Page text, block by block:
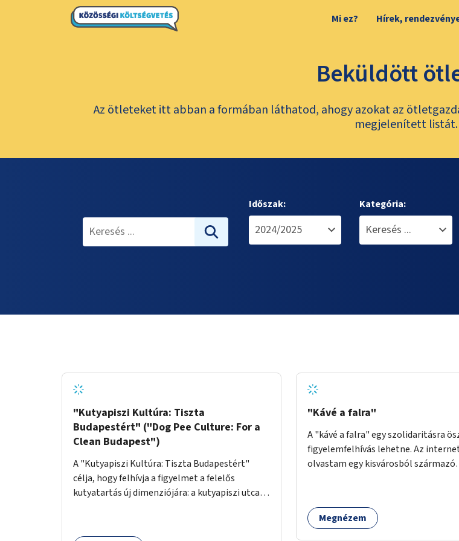
Mi ez? Hírek,
Beküldött
Az ötleteket itt abban a formában láthatod, ahogy azokat az
megjelenített listát.
Időszak: Kategória:
"Kutyapiszi Kultúra: Tiszta
Budapestért" ("Dog Pee Culture: For a
Clean Budapest")
A "Kutyapiszi Kultúra: Tiszta Budapestért"
célja, hogy felhívja a figyelmet a felelős
kutyatartás új dimenziójára: a kutyapiszi utcai
hogy séta közben, amikor kedvencük a járdára
"Kávé a falra"
A "kávé a falra" egy szolidaritásra
figyelemfelhívás lehetne. Az
olvastam egy kisvárosból származó
dolgozói a falra. Ha egy arra
falról ingyenesen megkaphatta a már
Megnézem